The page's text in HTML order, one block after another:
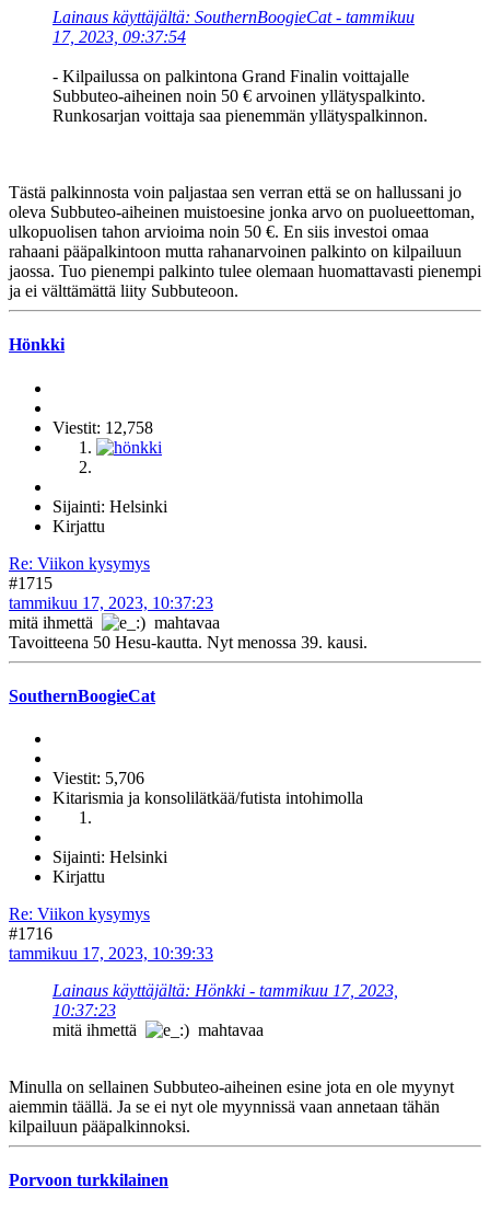
Lainaus käyttäjältä: SouthernBoogieCat - tammikuu
17, 2023, 09:37:54
- Kilpailussa on palkintona Grand Finalin voittajalle
Subbuteo-aiheinen noin 50 € arvoinen yllätyspalkinto.
Runkosarjan voittaja saa pienemmän yllätyspalkinnon.
Tästä palkinnosta voin paljastaa sen verran että se on hallussani jo
oleva Subbuteo-aiheinen muistoesine jonka arvo on puolueettoman,
ulkopuolisen tahon arvioima noin 50 €. En siis investoi omaa
rahaani pääpalkintoon mutta rahanarvoinen palkinto on kilpailuun
jaossa. Tuo pienempi palkinto tulee olemaan huomattavasti pienempi
ja ei välttämättä liity Subbuteoon.
Hönkki
Viestit: 12,758
Sijainti: Helsinki
Kirjattu
Re: Viikon kysymys
#1715
tammikuu 17, 2023, 10:37:23
mitä ihmettä
mahtavaa
Tavoitteena 50 Hesu-kautta. Nyt menossa 39. kausi.
SouthernBoogieCat
Viestit: 5,706
Kitarismia ja konsolilätkää/futista intohimolla
Sijainti: Helsinki
Kirjattu
Re: Viikon kysymys
#1716
tammikuu 17, 2023, 10:39:33
Lainaus käyttäjältä: Hönkki - tammikuu 17, 2023,
10:37:23
mitä ihmettä
mahtavaa
Minulla on sellainen Subbuteo-aiheinen esine jota en ole myynyt
aiemmin täällä. Ja se ei nyt ole myynnissä vaan annetaan tähän
kilpailuun pääpalkinnoksi.
Porvoon turkkilainen